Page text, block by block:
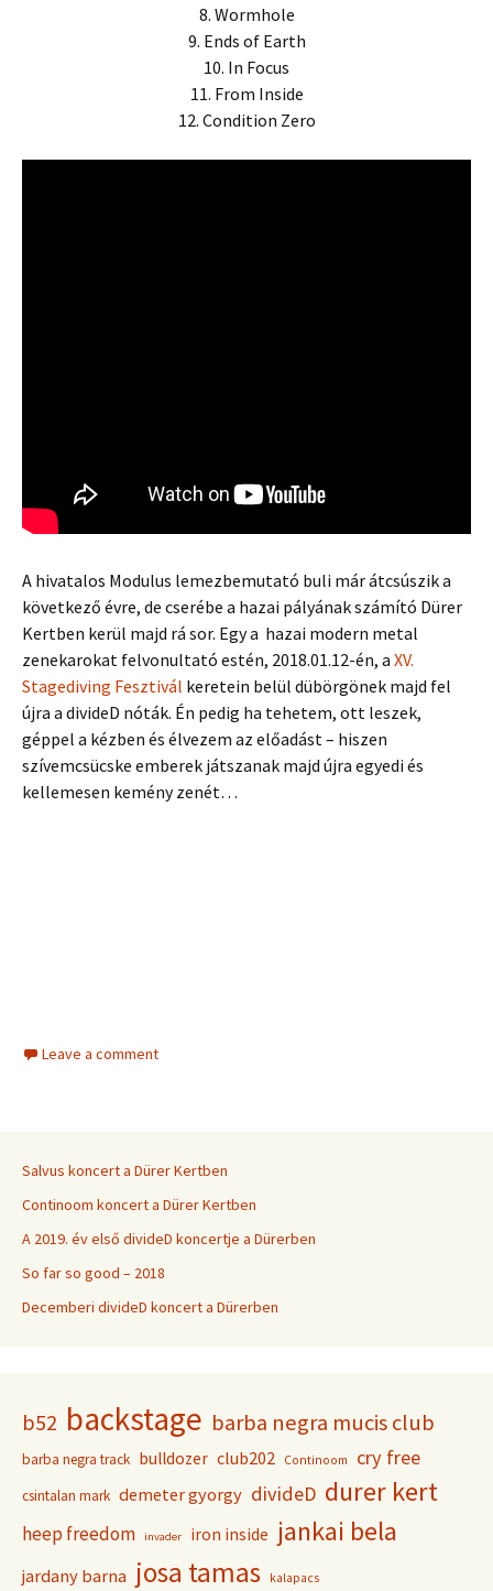
8. Wormhole
9. Ends of Earth
10. In Focus
11. From Inside
12. Condition Zero
A hivatalos Modulus lemezbemutató buli már átcsúszik a
következő évre, de cserébe a hazai pályának számító Dürer
Kertben kerül majd rá sor. Egy a hazai modern metal
zenekarokat felvonultató estén, 2018.01.12-én, a XV.
Stagediving Fesztivál keretein belül dübörgönek majd fel
újra a divideD nóták. Én pedig ha tehetem, ott leszek,
géppel a kézben és élvezem az előadást – hiszen
szívemcsücske emberek játszanak majd újra egyedi és
kellemesen kemény zenét…
Leave a comment
Salvus koncert a Dürer Kertben
Continoom koncert a Dürer Kertben
A 2019. év első divideD koncertje a Dürerben
So far so good – 2018
Decemberi divideD koncert a Dürerben
b52 backstage barba negra mucis club
barba negra track bulldozer club202 Continoom cry free
csintalan mark demeter gyorgy divideD durer kert
heep freedom invader iron inside jankai bela
jardany barna josa tamas kalapacs